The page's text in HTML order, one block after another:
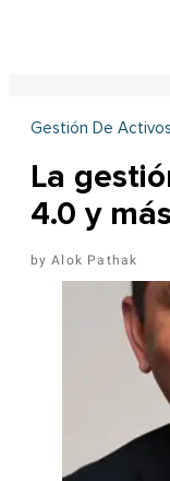
Gestión De Activos
La
4.0 y
Alok Pathak